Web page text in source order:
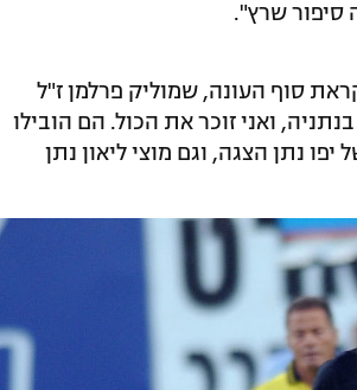
סיפור שרץ".
לבוגרים והמשחק הראשון: "בעונת 1977/78, לקראת סוף העונה, שמוליק פרלמן ז"ל
ואני זוכר את הכול. הם הובילו
של יפו נתן הצגה, וגם מוצי ליאון נתן